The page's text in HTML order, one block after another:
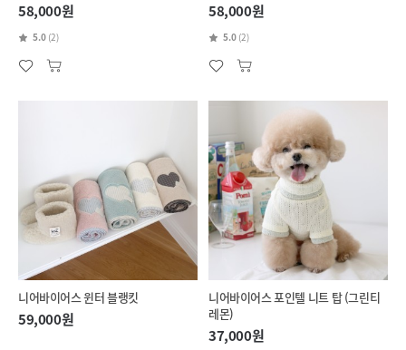
58,000원
5.0 (2)
58,000원
5.0 (2)
니어바이어스 윈터 블랭킷
59,000원
니어바이어스 포인텔 니트 탑 (그린티
레몬)
37,000원